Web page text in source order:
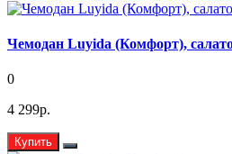
Чемодан Luyida (Комфорт),
0
4 299р.
Купить